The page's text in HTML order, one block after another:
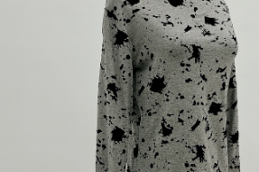
未成年的使用者，請事先徵得法定代理人或監護
若您對於個人資料之處理、利用有任何疑問，或
繫恩沛科技股份有限公司。若您不同意我們將上
要之購買訂單資訊提供予 AFTEE ，或讓 AFTEE
料，請勿選用本服務。